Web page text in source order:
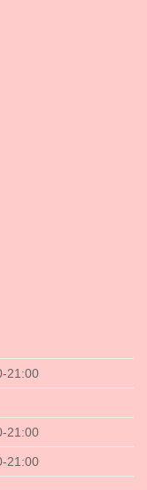
21:00
21:00
21:00